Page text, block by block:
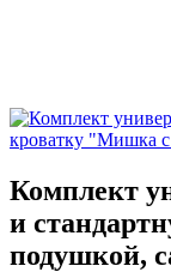
Комплект
и
подушкой,